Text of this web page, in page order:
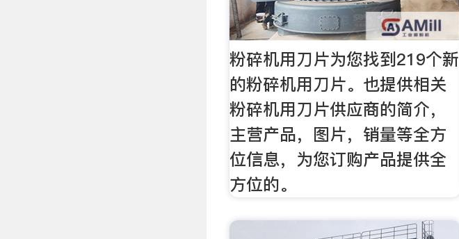
粉碎机用刀片为您找到219个新
的粉碎机用刀片。也提供相关
粉碎机用刀片供应商的简介，
主营产品，图片，销量等全方
位信息，为您订购产品提供全
方位的。